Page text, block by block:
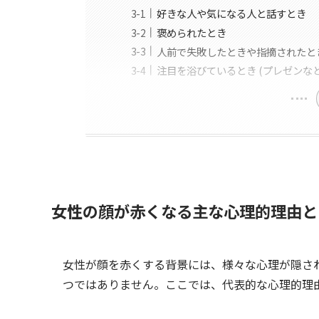
好きな人や気になる人と話すとき
褒められたとき
人前で失敗したときや指摘された
注目を浴びているとき (プレゼンな
女性の顔が赤くなる主な心理的理由
女性が顔を赤くする背景には、様々な心理が隠
つではありません。ここでは、代表的な心理的